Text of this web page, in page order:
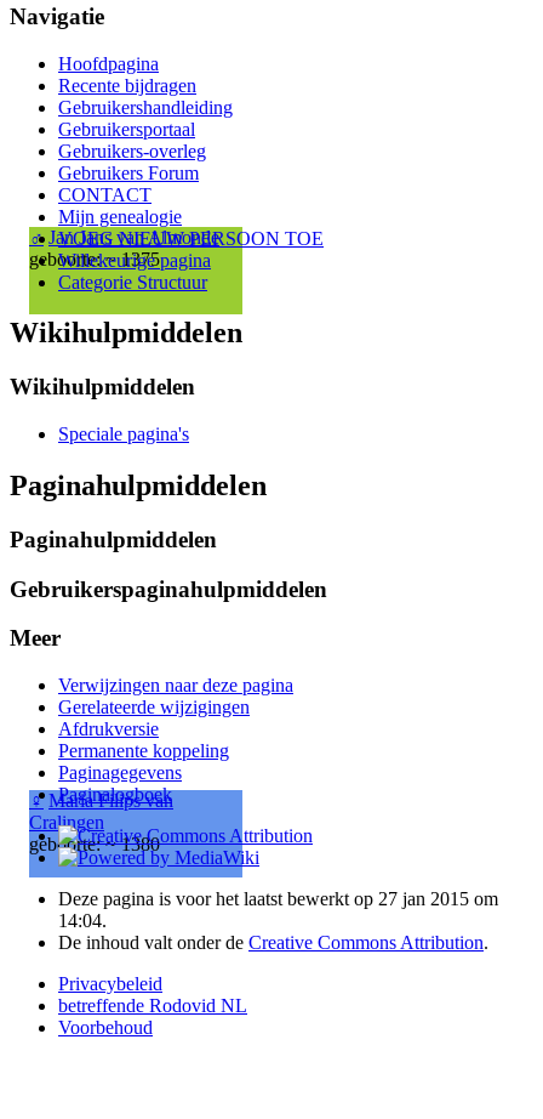
♂ Jan Jans van Almonde
geboorte: ~ 1375
♀ Maria Filips van
Cralingen
geboorte: ~ 1380
Navigatie
Hoofdpagina
Recente bijdragen
Gebruikershandleiding
Gebruikersportaal
Gebruikers-overleg
Gebruikers Forum
CONTACT
Mijn genealogie
VOEG NIEUW PERSOON TOE
Willekeurige pagina
Categorie Structuur
Wikihulpmiddelen
Wikihulpmiddelen
Speciale pagina's
Paginahulpmiddelen
Paginahulpmiddelen
Gebruikerspaginahulpmiddelen
Meer
Verwijzingen naar deze pagina
Gerelateerde wijzigingen
Afdrukversie
Permanente koppeling
Paginagegevens
Paginalogboek
Deze pagina is voor het laatst bewerkt op 27 jan 2015 om
14:04.
De inhoud valt onder de Creative Commons Attribution.
Privacybeleid
betreffende Rodovid NL
Voorbehoud